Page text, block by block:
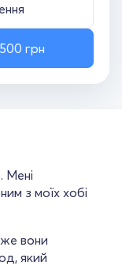
500 грн
Мені
з моїх хобі
вони
який